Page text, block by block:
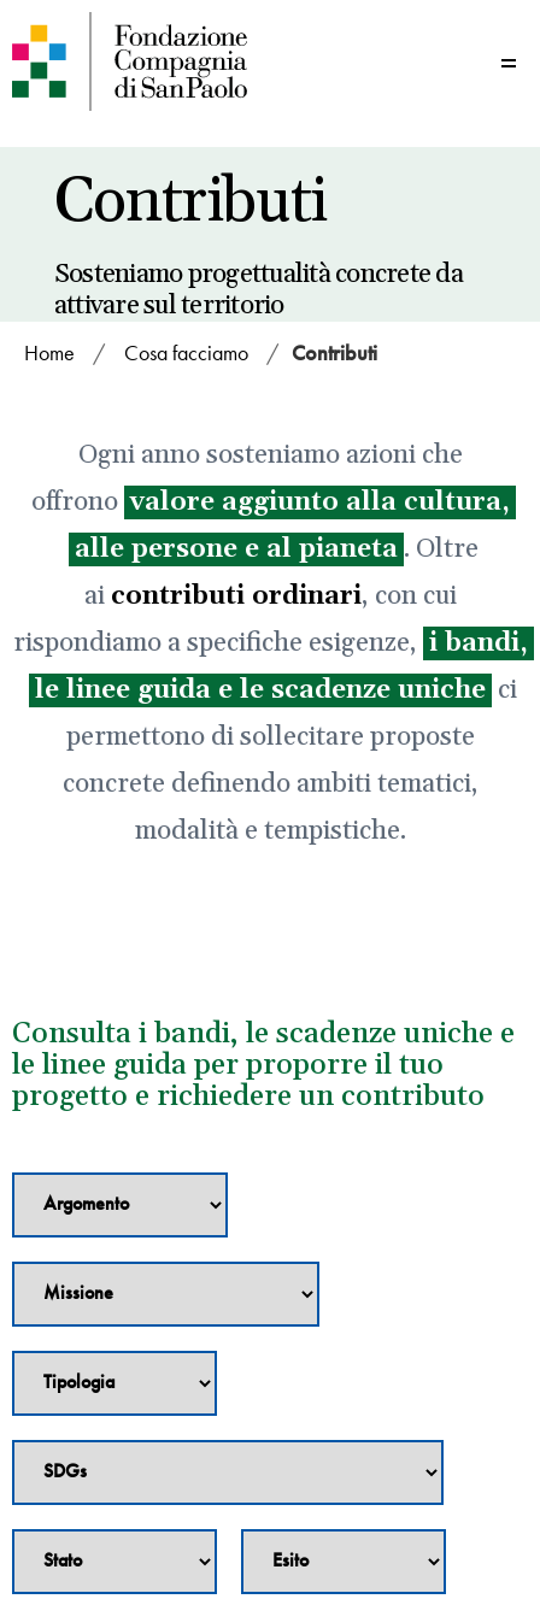
Contributi
Sosteniamo progettualità concrete da
attivare sul territorio
Home / Cosa facciamo / Contributi
Ogni anno sosteniamo azioni che
offrono valore aggiunto alla cultura,
alle persone e al pianeta . Oltre
ai contributi ordinari, con cui
rispondiamo a specifiche esigenze, i bandi,
le linee guida e le scadenze uniche ci
permettono di sollecitare proposte
concrete definendo ambiti tematici,
modalità e tempistiche.
Consulta i bandi, le scadenze uniche e
le linee guida per proporre il tuo
progetto e richiedere un contributo